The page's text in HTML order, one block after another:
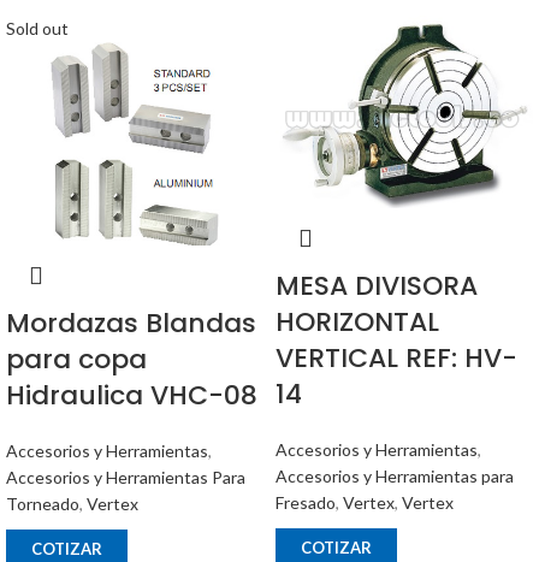
Sold out
Mordazas Blandas
para copa
Hidraulica VHC-08
Accesorios y Herramientas,
Accesorios y Herramientas Para
Torneado, Vertex
COTIZAR
MESA DIVISORA
HORIZONTAL
VERTICAL REF: HV-
14
Accesorios y Herramientas,
Accesorios y Herramientas para
Fresado, Vertex, Vertex
COTIZAR